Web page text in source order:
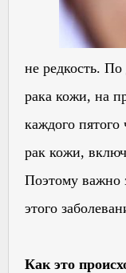
не редкость.
рака кожи, на
каждого пятого
рак кожи,
Поэтому важно
этого
Как это